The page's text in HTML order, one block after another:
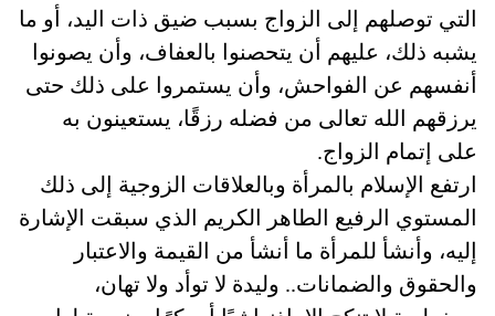
التي توصلهم إلى الزواج بسبب ضيق ذات اليد، أو ما
يشبه ذلك، عليهم أن يتحصنوا بالعفاف، وأن يصونوا
أنفسهم عن الفواحش، وأن يستمروا على ذلك حتى
يرزقهم الله تعالى من فضله رزقًا، يستعينون به
على إتمام الزواج.
ارتفع الإسلام بالمرأة وبالعلاقات الزوجية إلى ذلك
المستوي الرفيع الطاهر الكريم الذي سبقت الإشارة
إليه، وأنشأ للمرأة ما أنشأ من القيمة والاعتبار
والحقوق والضمانات.. وليدة لا توأد ولا تهان،